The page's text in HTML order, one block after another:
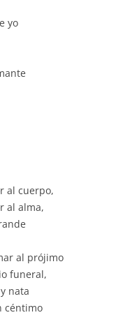
yo
al cuerpo,
al alma,
al prójimo
funeral,
nata
céntimo